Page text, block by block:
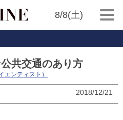
8/8(土)
共交通のあり方
エンティスト）
2018/12/21